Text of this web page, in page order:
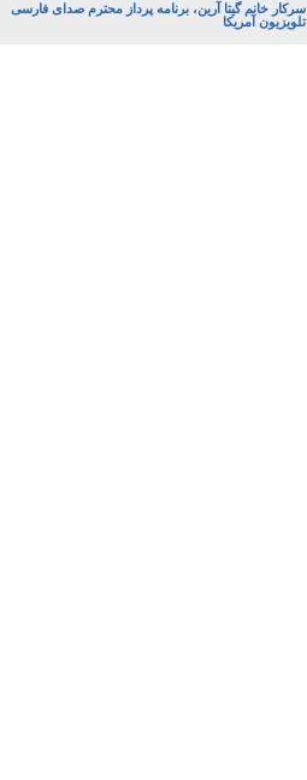
سرکار خانم گیتا آرین، برنامه پرداز محترم صدای فارسی
تلویزیون آمریکا